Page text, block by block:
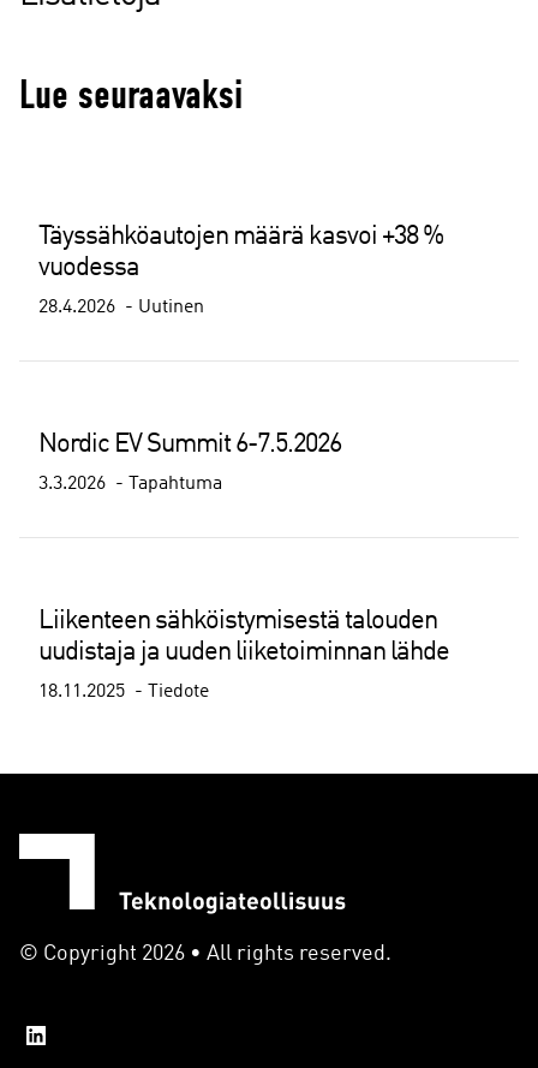
Lue seuraavaksi
Täyssähköautojen määrä kasvoi +38 %
vuodessa
28.4.2026 Uutinen
Nordic EV Summit 6-7.5.2026
3.3.2026 Tapahtuma
Liikenteen sähköistymisestä talouden
uudistaja ja uuden liiketoiminnan lähde
18.11.2025 Tiedote
© Copyright 2026 • All rights reserved.